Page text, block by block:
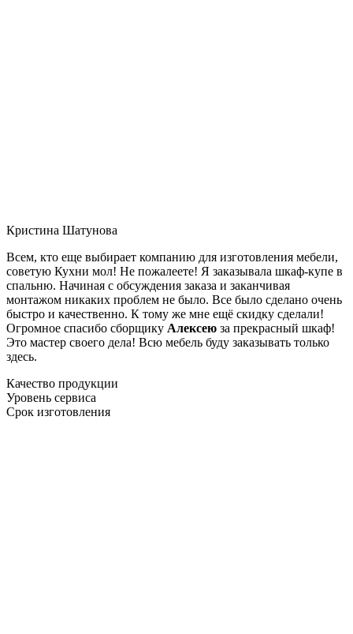
Кристина Шатунова
Всем, кто еще выбирает компанию для изготовления мебели,
советую Кухни мол! Не пожалеете! Я заказывала шкаф-купе в
спальню. Начиная с обсуждения заказа и заканчивая
монтажом никаких проблем не было. Все было сделано очень
быстро и качественно. К тому же мне ещё скидку сделали!
Огромное спасибо сборщику Алексею за прекрасный шкаф!
Это мастер своего дела! Всю мебель буду заказывать только
здесь.
Качество продукции
Уровень сервиса
Срок изготовления